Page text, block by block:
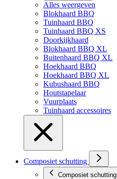
Alles weergeven
Blokhaard BBQ
Tuinhaard BBQ
Tuinhaard BBQ XS
Doorkijkhaard
Blokhaard BBQ XL
Buitenhaard BBQ XL
Hoekhaard BBQ
Hoekhaard BBQ XL
Kubushaard BBQ
Houtstapelaar
Vuurplaats
Tuinhaard accessoires
Composiet schutting
Composiet schutting